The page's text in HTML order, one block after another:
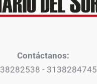
Contáctanos:
- 3138284745